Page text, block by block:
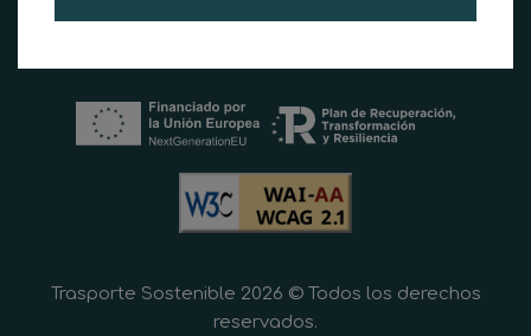
Trasporte Sostenible 2026 © Todos los derechos
reservados.